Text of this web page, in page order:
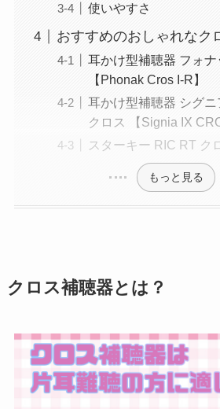
使いやすさ
おすすめのおしゃれなク
耳かけ型補聴器 フォ
【Phonak Cros I-R】
耳かけ型補聴器 シグ
クロス 【Signia IX
スターキー RIC RT ク
もっと見る
クロス補聴器とは？